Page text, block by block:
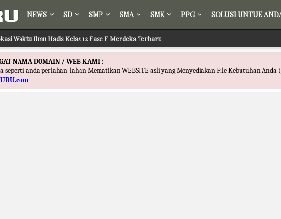
NEWS SD SMP SMA SMK PPG SOLUSI UNTUK
Waktu Ilmu Hadis Kelas 12 Fase F Merdeka Terbaru
NAMA DOMAIN / WEB KAMI :
seperti anda perlahan-lahan Mematikan WEBSITE asli yang Menyediakan File Kebutuhan Anda